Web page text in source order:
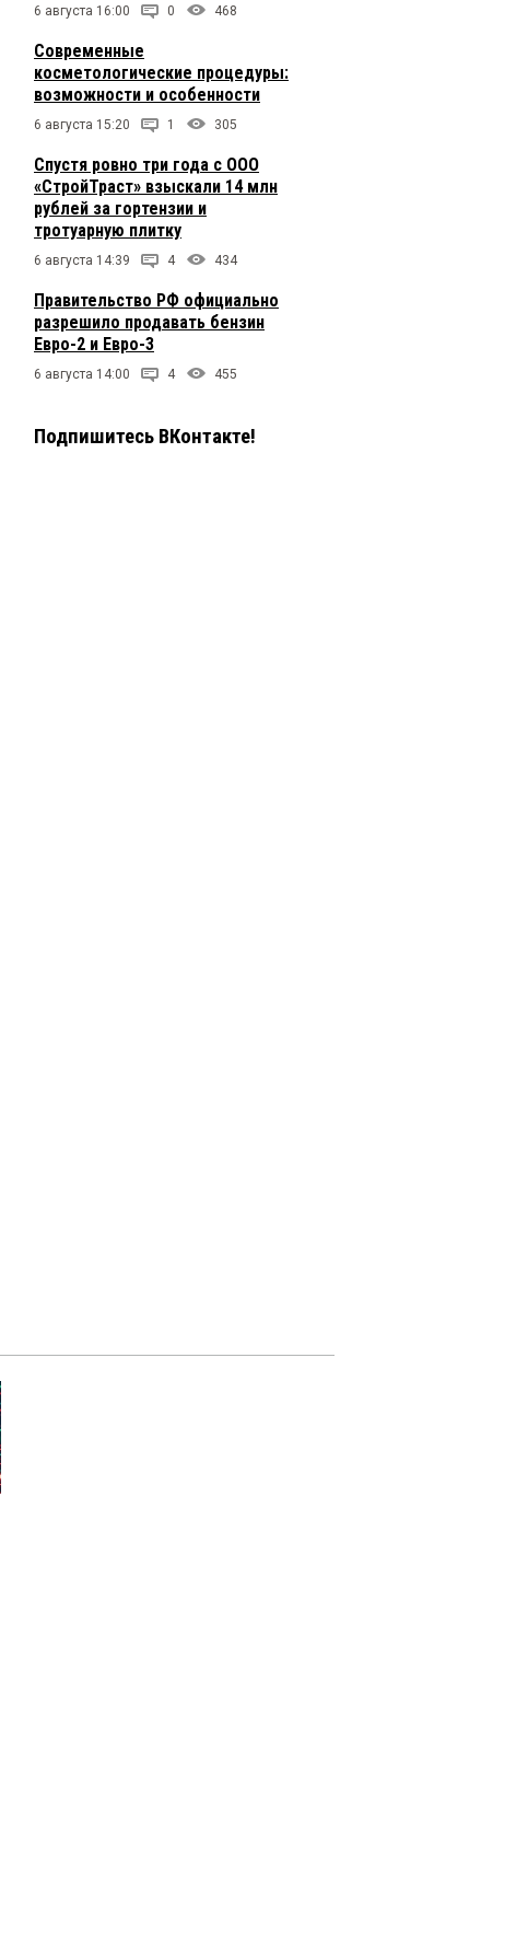
6 августа 16:00 0 468
Современные
косметологические процедуры:
возможности и особенности
6 августа 15:20 1 305
Спустя ровно три года с ООО
«СтройТраст» взыскали 14 млн
рублей за гортензии и
тротуарную плитку
6 августа 14:39 4 434
Правительство РФ официально
разрешило продавать бензин
Евро-2 и Евро-3
6 августа 14:00 4 455
Подпишитесь ВКонтакте!